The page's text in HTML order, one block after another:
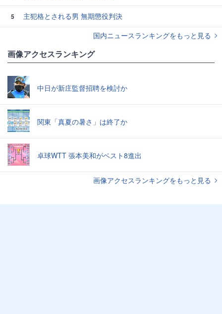
5
主犯格とされる男 無期懲役判決
国内ニュースランキングをもっと見る
画像アクセスランキング
中日が新庄監督招聘を検討か
関東「真夏の暑さ」は終了か
卓球WTT 張本美和がベスト8進出
画像アクセスランキングをもっと見る